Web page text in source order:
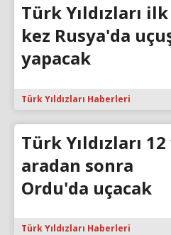
Türk Yıldızları ilk
kez Rusya'da
yapacak
Türk Yıldızları Haberleri
Türk Yıldızları 12
aradan sonra
Ordu'da uçacak
Türk Yıldızları Haberleri